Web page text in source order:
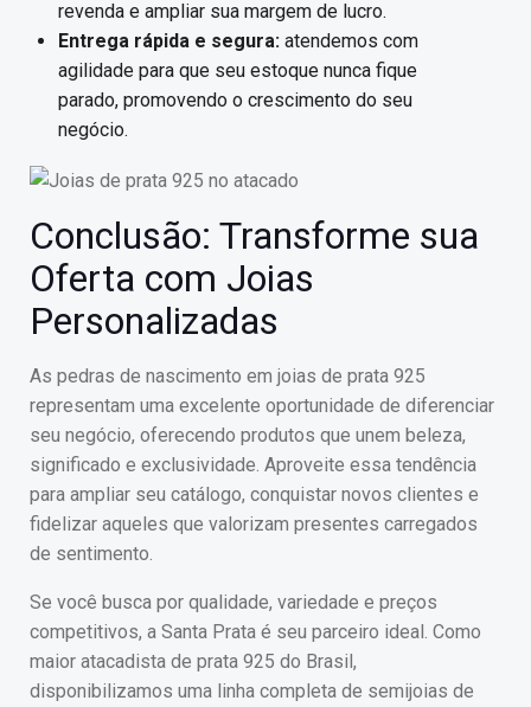
revenda e ampliar sua margem de lucro.
Entrega rápida e segura: atendemos com
agilidade para que seu estoque nunca fique
parado, promovendo o crescimento do seu
negócio.
Conclusão: Transforme sua
Oferta com Joias
Personalizadas
As pedras de nascimento em joias de prata 925
representam uma excelente oportunidade de diferenciar
seu negócio, oferecendo produtos que unem beleza,
significado e exclusividade. Aproveite essa tendência
para ampliar seu catálogo, conquistar novos clientes e
fidelizar aqueles que valorizam presentes carregados
de sentimento.
Se você busca por qualidade, variedade e preços
competitivos, a Santa Prata é seu parceiro ideal. Como
maior atacadista de prata 925 do Brasil,
disponibilizamos uma linha completa de semijoias de